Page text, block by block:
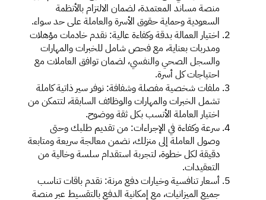
منصة مساند المعتمدة، لضمان الالتزام بالأنظمة
السعودية وحماية حقوق الأسرة والعاملة على حد سواء.
اختيار العمالة بدقة وكفاءة عالية: نقدم خادمات مؤهلات
ومدربات بعناية، مع فحص شامل للخبرات والمهارات
والسجل الصحي والنفسي، لضمان توافق العاملات مع
احتياجات كل أسرة.
ملفات شخصية مفصلة وشفافة: نوفر سير ذاتية كاملة
تشمل الخبرات والمهارات والوظائف السابقة، لتتمكن من
اختيار العاملة الأنسب بكل ثقة ووضوح.
سرعة وكفاءة في الإجراءات: من تقديم طلبك وحتى
وصول العاملة إلى منزلك، نضمن معالجة سريعة ومتابعة
دقيقة لكل خطوة، لتجربة استقدام سلسة وخالية من
التعقيدات.
أسعار تنافسية وخيارات دفع مرنة: نقدم باقات تناسب
جميع الميزانيات، مع إمكانية الدفع بالتقسيط عبر منصة